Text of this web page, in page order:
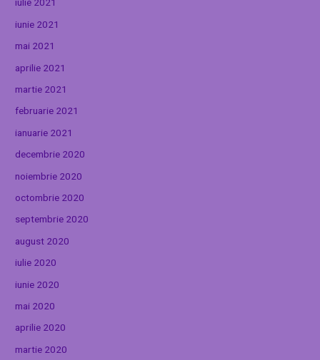
iulie 2021
iunie 2021
mai 2021
aprilie 2021
martie 2021
februarie 2021
ianuarie 2021
decembrie 2020
noiembrie 2020
octombrie 2020
septembrie 2020
august 2020
iulie 2020
iunie 2020
mai 2020
aprilie 2020
martie 2020